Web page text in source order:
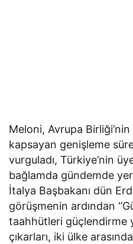
Meloni, Avrupa Birliği’nin
kapsayan genişleme
vurguladı, Türkiye’nin
bağlamda gündemde yer
İtalya Başbakanı dün
görüşmenin ardından
taahhütleri güçlendirme
çıkarları, iki ülke